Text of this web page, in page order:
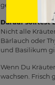
getrocknet als
Darauf solltest
Nicht alle
Bärlauch oder
und Basilikum
Wenn Du
wachsen. Frisch